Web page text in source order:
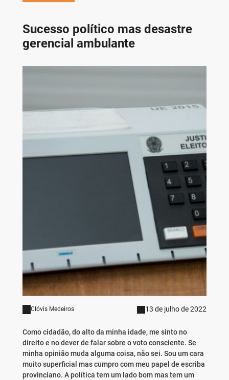
Sucesso político mas desastre
gerencial ambulante
Clóvis Medeiros 13 de julho de 2022
Como cidadão, do alto da minha idade, me sinto no
direito e no dever de falar sobre o voto consciente. Se
minha opinião muda alguma coisa, não sei. Sou um cara
muito superficial mas cumpro com meu papel de escriba
provinciano. A política tem um lado bom mas tem um